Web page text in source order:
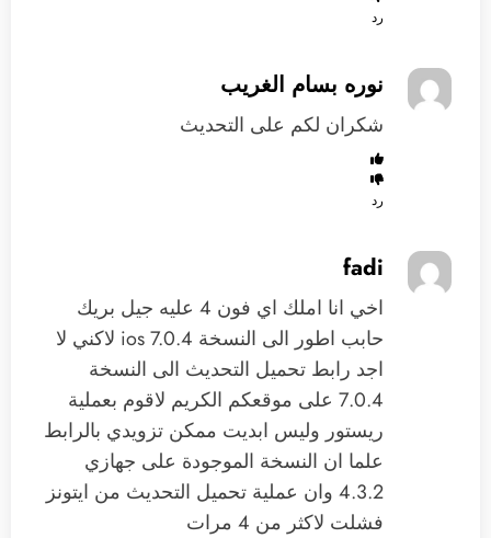
رد
نوره بسام الغريب
شكران لكم على التحديث
رد
fadi
اخي انا املك اي فون 4 عليه جيل بريك
حابب اطور الى النسخة ios 7.0.4 لاكني لا
اجد رابط تحميل التحديث الى النسخة
7.0.4 على موقعكم الكريم لاقوم بعملية
ريستور وليس ابديت ممكن تزويدي بالرابط
علما ان النسخة الموجودة على جهازي
4.3.2 وان عملية تحميل التحديث من ايتونز
فشلت لاكثر من 4 مرات